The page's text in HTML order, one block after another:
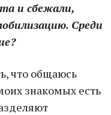
и сбежали,
Среди
что общаюсь
знакомых есть